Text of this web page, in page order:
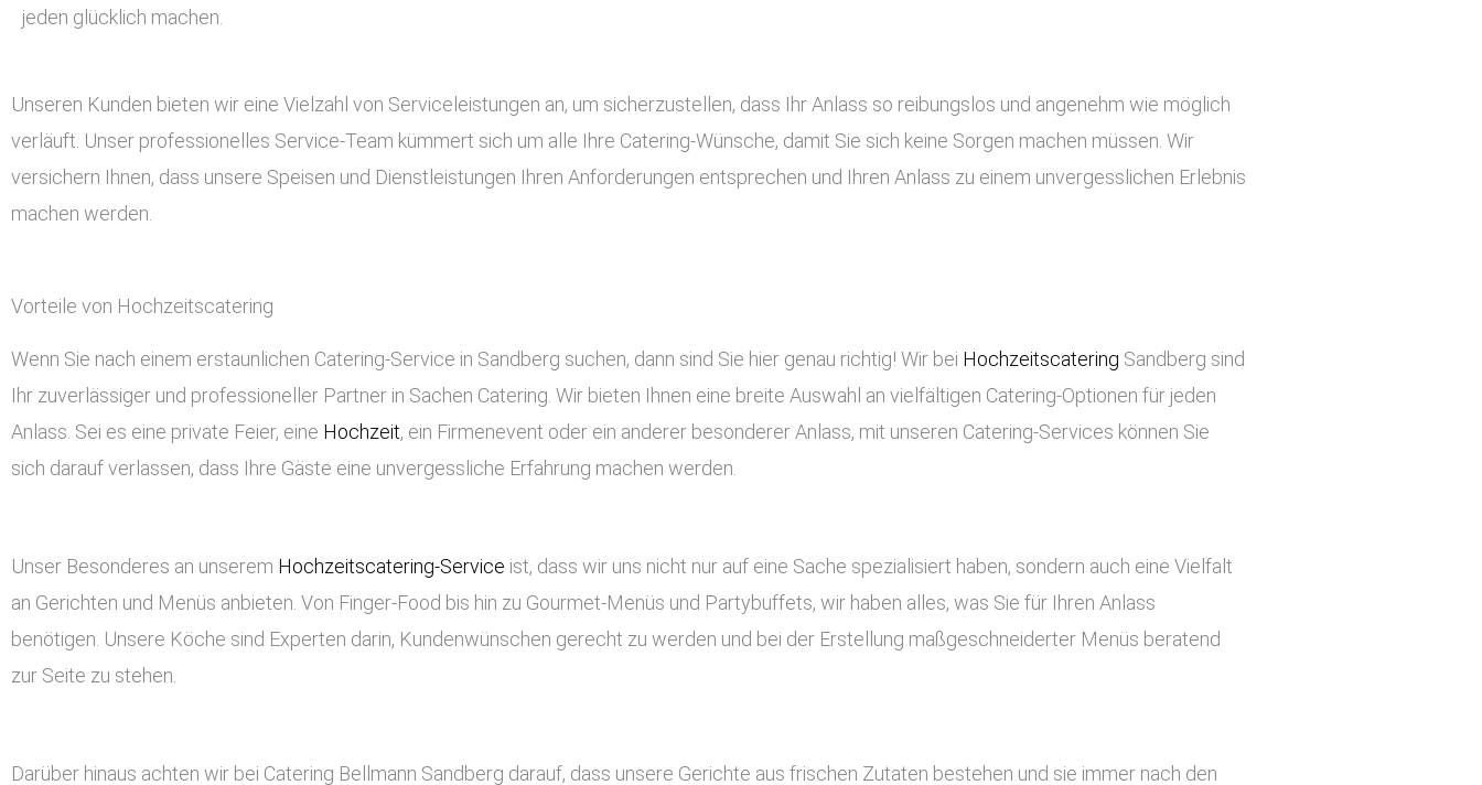
jeden glücklich machen.
Unseren Kunden bieten wir eine Vielzahl von Serviceleistungen an, um sicherzustellen, dass Ihr Anlass so reibungslos und angenehm wie möglich
verläuft. Unser professionelles Service-Team kümmert sich um alle Ihre Catering-Wünsche, damit Sie sich keine Sorgen machen müssen. Wir
versichern Ihnen, dass unsere Speisen und Dienstleistungen Ihren Anforderungen entsprechen und Ihren Anlass zu einem unvergesslichen Erlebnis
machen werden.
Vorteile von Hochzeitscatering
Wenn Sie nach einem erstaunlichen Catering-Service in Sandberg suchen, dann sind Sie hier genau richtig! Wir bei Hochzeitscatering Sandberg sind
Ihr zuverlässiger und professioneller Partner in Sachen Catering. Wir bieten Ihnen eine breite Auswahl an vielfältigen Catering-Optionen für jeden
Anlass. Sei es eine private Feier, eine Hochzeit, ein Firmenevent oder ein anderer besonderer Anlass, mit unseren Catering-Services können Sie
sich darauf verlassen, dass Ihre Gäste eine unvergessliche Erfahrung machen werden.
Unser Besonderes an unserem Hochzeitscatering-Service ist, dass wir uns nicht nur auf eine Sache spezialisiert haben, sondern auch eine Vielfalt
an Gerichten und Menüs anbieten. Von Finger-Food bis hin zu Gourmet-Menüs und Partybuffets, wir haben alles, was Sie für Ihren Anlass
benötigen. Unsere Köche sind Experten darin, Kundenwünschen gerecht zu werden und bei der Erstellung maßgeschneiderter Menüs beratend
zur Seite zu stehen.
Darüber hinaus achten wir bei Catering Bellmann Sandberg darauf, dass unsere Gerichte aus frischen Zutaten bestehen und sie immer nach den